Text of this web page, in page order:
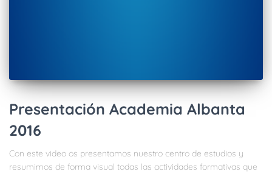
Presentación Academia Albanta
2016
Con este video os presentamos nuestro centro de estudios y
resumimos de forma visual todas las actividades formativas que